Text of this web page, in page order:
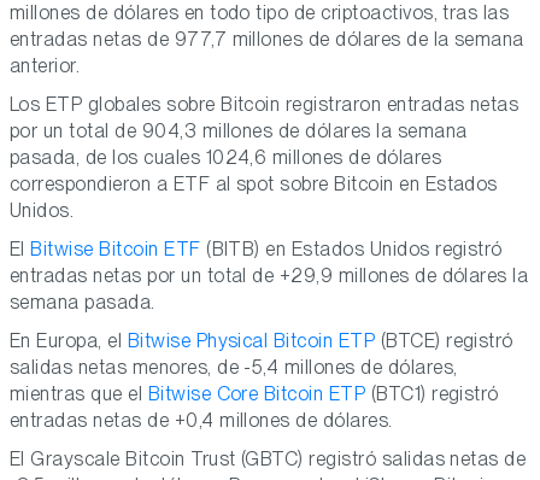
millones de dólares en todo tipo de criptoactivos, tras las
entradas netas de 977,7 millones de dólares de la semana
anterior.
Los ETP globales sobre Bitcoin registraron entradas netas
por un total de 904,3 millones de dólares la semana
pasada, de los cuales 1024,6 millones de dólares
correspondieron a ETF al spot sobre Bitcoin en Estados
Unidos.
El Bitwise Bitcoin ETF (BITB) en Estados Unidos registró
entradas netas por un total de +29,9 millones de dólares la
semana pasada.
En Europa, el Bitwise Physical Bitcoin ETP (BTCE) registró
salidas netas menores, de -5,4 millones de dólares,
mientras que el Bitwise Core Bitcoin ETP (BTC1) registró
entradas netas de +0,4 millones de dólares.
El Grayscale Bitcoin Trust (GBTC) registró salidas netas de